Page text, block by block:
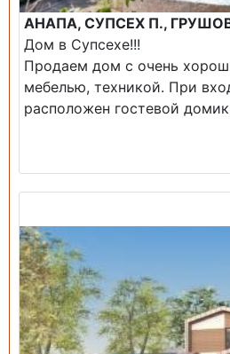
АНАПА, СУПСЕХ П.,
Дом в Супсехе!!!
Продаем дом с очень
мебелью, техникой. При
расположен гостевой домик